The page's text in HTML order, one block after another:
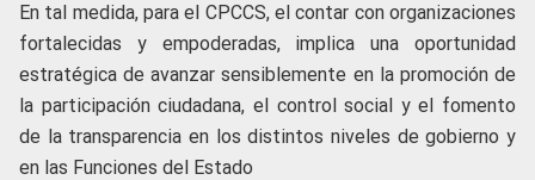
En tal medida, para el CPCCS, el contar con organizaciones
fortalecidas y empoderadas, implica una oportunidad
estratégica de avanzar sensiblemente en la promoción de
la participación ciudadana, el control social y el fomento
de la transparencia en los distintos niveles de gobierno y
en las Funciones del Estado